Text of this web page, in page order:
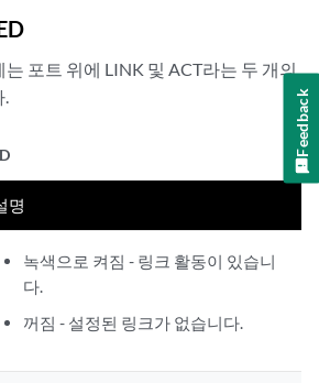
는 포트 위에 LINK 및 ACT라는 두 개의
명
녹색으로 켜짐 - 링크 활동이 있습니
다.
꺼짐 - 설정된 링크가 없습니다.
Feedback